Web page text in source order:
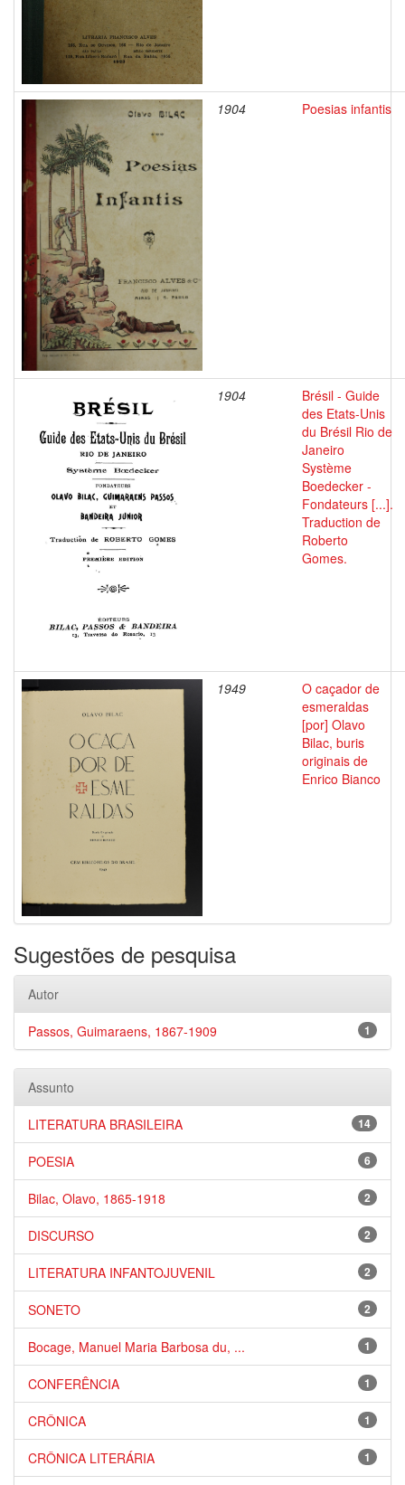
1904 Poesias infantis
1904
Brésil - Guide
des Etats-Unis
du Brésil Rio de
Janeiro
Système
Boedecker -
Fondateurs [...].
Traduction de
Roberto
Gomes.
1949
O caçador de
esmeraldas
[por] Olavo
Bilac, buris
originais de
Enrico Bianco
Sugestões de pesquisa
Autor
1
Passos, Guimaraens, 1867-1909
Assunto
14
LITERATURA BRASILEIRA
6
POESIA
2
Bilac, Olavo, 1865-1918
2
DISCURSO
2
LITERATURA INFANTOJUVENIL
2
SONETO
1
Bocage, Manuel Maria Barbosa du, ...
1
CONFERÊNCIA
1
CRÔNICA
1
CRÔNICA LITERÁRIA